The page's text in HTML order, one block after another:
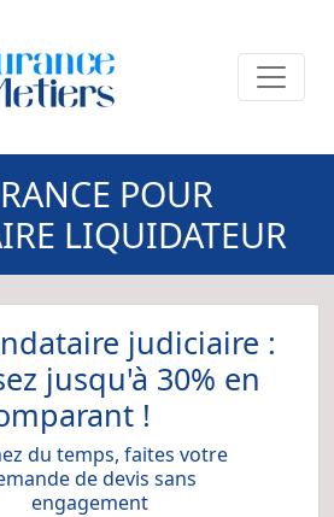
POUR
LIQUIDATEUR
judiciaire :
jusqu'à 30% en
!
du temps, faites votre
de devis sans
engagement